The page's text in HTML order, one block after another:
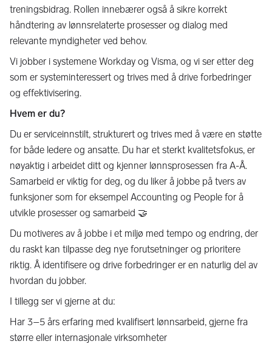
treningsbidrag. Rollen innebærer også å sikre korrekt
håndtering av lønnsrelaterte prosesser og dialog med
relevante myndigheter ved behov.
Vi jobber i systemene Workday og Visma, og vi ser etter deg
som er systeminteressert og trives med å drive forbedringer
og effektivisering.
Hvem er du?
Du er serviceinnstilt, strukturert og trives med å være en støtte
for både ledere og ansatte. Du har et sterkt kvalitetsfokus, er
nøyaktig i arbeidet ditt og kjenner lønnsprosessen fra A-Å.
Samarbeid er viktig for deg, og du liker å jobbe på tvers av
funksjoner som for eksempel Accounting og People for å
utvikle prosesser og samarbeid 🤝
Du motiveres av å jobbe i et miljø med tempo og endring, der
du raskt kan tilpasse deg nye forutsetninger og prioritere
riktig. Å identifisere og drive forbedringer er en naturlig del av
hvordan du jobber.
I tillegg ser vi gjerne at du:
Har 3–5 års erfaring med kvalifisert lønnsarbeid, gjerne fra
større eller internasjonale virksomheter